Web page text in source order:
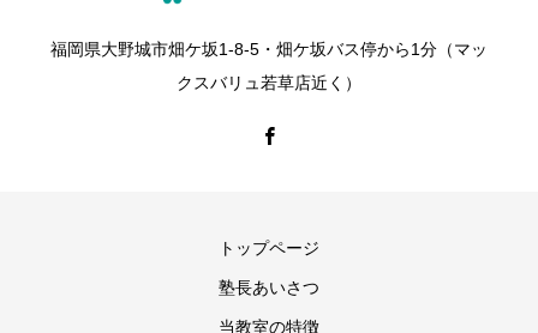
福岡県大野城市畑ケ坂1-8-5・畑ケ坂バス停から1分（マッ
クスバリュ若草店近く）
トップページ
塾長あいさつ
当教室の特徴